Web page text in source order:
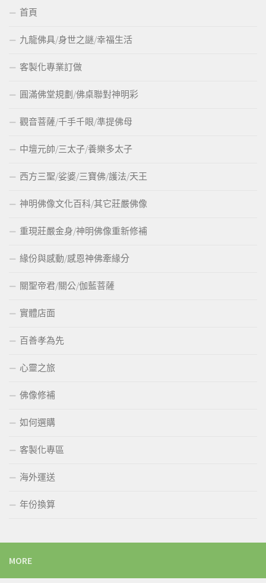
首頁
九龍佛具/身世之謎/幸福生活
客製化專業訂做
圓滿佛堂規劃/佛桌聯對神明彩
觀音菩薩/千手千眼/準提佛母
中壇元帥/三太子/養樂多太子
西方三聖/娑婆/三寶佛/護法/天王
神明佛像文化百科/其它莊嚴佛像
重現莊嚴金身/神明佛像重新修補
緣份與感動/感恩神佛牽緣分
關聖帝君/關公/伽藍菩薩
實體店面
百善孝為先
心靈之旅
佛像修補
如何選購
客製化專區
海外運送
年份換算
MORE